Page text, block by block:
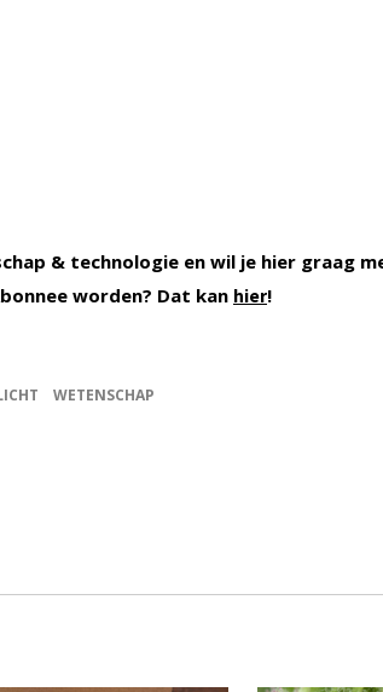
& technologie en wil je hier graag
worden? Dat kan hier!
WETENSCHAP